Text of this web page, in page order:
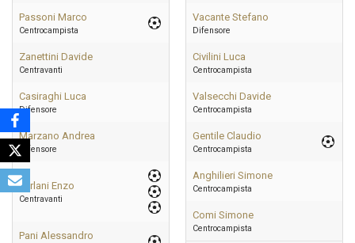
Passoni Marco
Centrocampista
Zanettini Davide
Centravanti
Casiraghi Luca
Difensore
Marzano Andrea
Difensore
Furlani Enzo
Centravanti
Pani Alessandro
Vacante Stefano
Difensore
Civilini Luca
Centrocampista
Valsecchi Davide
Centrocampista
Gentile Claudio
Centrocampista
Anghilieri Simone
Centrocampista
Comi Simone
Centrocampista